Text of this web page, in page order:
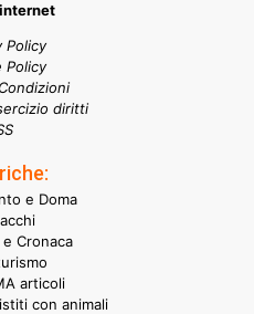
Policy
Policy
diritti
e Doma
Cronaca
articoli
con animali